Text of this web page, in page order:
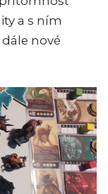
a s ním
nové